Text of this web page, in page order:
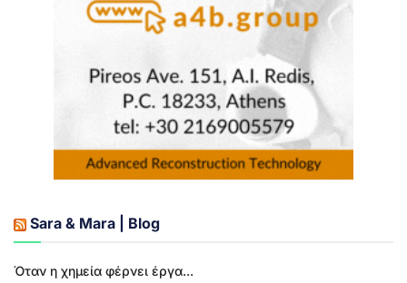
Sara & Mara | Blog
Όταν η χημεία φέρνει έργα...